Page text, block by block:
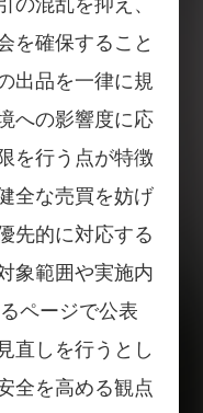
を確保すること
出品を一律に規
への影響度に応
を行う点が特徴
全な売買を妨げ
先的に対応する
象範囲や実施内
ページで公表
直しを行うとし
全を高める観点